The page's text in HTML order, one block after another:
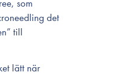
som
det
till
lätt när